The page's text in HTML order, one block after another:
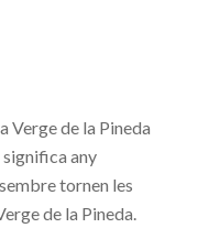
Verge de la Pineda
significa any
tornen les
de la Pineda.